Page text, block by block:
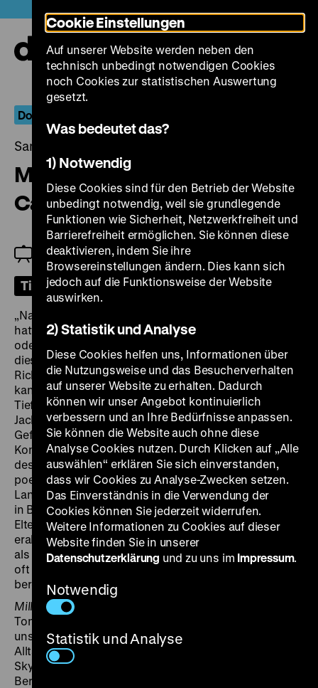
zum
Seiteninhalt
springen
Dokumentarische Positionen: Rainer Komers
Samstag, 23. August 2025, 20.00 Uhr
Milltown, Montana & Barstow,
California
Zu Gast: Rainer Komers
Tickets
„Nachdem sie mich des Mordes für schuldig befunden
hatten, erwartete ich ‚lebenslänglich‘ ohne Bewährung
oder die Todesstrafe. Weil sich die Jury zwischen
diesen beiden nicht entscheiden konnte, gab mir der
Richter ‚lebenslänglich‘ ohne Bewährung. Mit zwanzig
kann man ein solches ‚lebenslänglich‘ in seiner ganzen
Tiefe nicht erfassen.“ Diese Sätze zitiert Spoon
Jackson, ein schwarzer Dichter und jahrzehntelanger
Gefängnisinsasse, aus seiner AutobiografieBy Heart
Komers porträtiert inBarstow, California(2018)
dessen Heimatstadt. Die Worte von Spoons
poetischer, dichter Sprache legen sich über
Landschaftstotalen. Manche seiner Brüder leben noch
in Barstow, sie zeigen uns Orte von früher, etwa ihr
Elternhaus, das sich nur noch im Wüstenboden
erahnen lässt. Eher ein Schauplatz der Vergangenheit
als der Gegenwart. Und so kreist Spoons Erinnerung
oft um die Kindheit, die Momente des Glücks
bereithielt, aber vor allem Erfahrungen von Gewalt.
Milltown, Montana
Ton- auf die Bildebene. Bei allem Naturschönen gibt
uns der dialoglose Travelogue harsche Einblicke in den
Alltag von Milltown im ländlichen Montana, dem „Big
Sky Country“: ein „Streifzug durch das einst größte
Bergbaugebiet der USA. Eine grandiose, aber von
Cookie Einstellungen
Auf unserer Website werden neben den
technisch unbedingt notwendigen Cookies
noch Cookies zur statistischen Auswertung
gesetzt.
Was bedeutet das?
1) Notwendig
Diese Cookies sind für den Betrieb der Website
unbedingt notwendig, weil sie grundlegende
Funktionen wie Sicherheit, Netzwerkfreiheit und
Barrierefreiheit ermöglichen. Sie können diese
deaktivieren, indem Sie ihre
Browsereinstellungen ändern. Dies kann sich
jedoch auf die Funktionsweise der Website
auswirken.
2) Statistik und Analyse
Diese Cookies helfen uns, Informationen über
die Nutzungsweise und das Besucherverhalten
auf unserer Website zu erhalten. Dadurch
können wir unser Angebot kontinuierlich
verbessern und an Ihre Bedürfnisse anpassen.
Sie können die Website auch ohne diese
Analyse Cookies nutzen. Durch Klicken auf „Alle
auswählen“ erklären Sie sich einverstanden,
dass wir Cookies zu Analyse-Zwecken setzen.
Das Einverständnis in die Verwendung der
Cookies können Sie jederzeit widerrufen.
Weitere Informationen zu Cookies auf dieser
Website finden Sie in unserer
Datenschutzerklärung und zu uns im Impressum.
Notwendig
Statistik und Analyse